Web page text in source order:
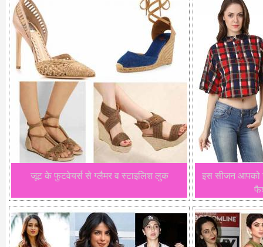
जूट के फुटवेयर्स से ग्लैमर व स्टाइलिश लुक
इस सीजन आपको